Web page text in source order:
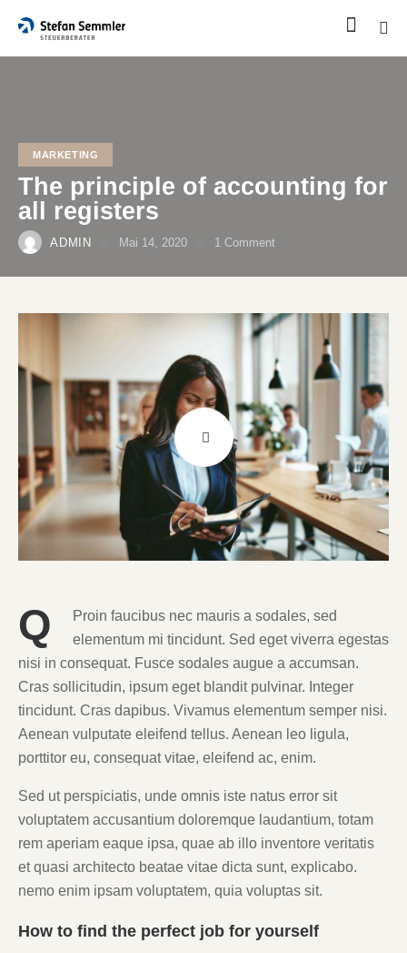
MARKETING
The principle of accounting for
all registers
ADMIN Mai 14, 2020 1 Comment
Q
Proin faucibus nec mauris a sodales, sed
elementum mi tincidunt. Sed eget viverra egestas
nisi in consequat. Fusce sodales augue a accumsan.
Cras sollicitudin, ipsum eget blandit pulvinar. Integer
tincidunt. Cras dapibus. Vivamus elementum semper nisi.
Aenean vulputate eleifend tellus. Aenean leo ligula,
porttitor eu, consequat vitae, eleifend ac, enim.
Sed ut perspiciatis, unde omnis iste natus error sit
voluptatem accusantium doloremque laudantium, totam
rem aperiam eaque ipsa, quae ab illo inventore veritatis
et quasi architecto beatae vitae dicta sunt, explicabo.
nemo enim ipsam voluptatem, quia voluptas sit.
How to find the perfect job for yourself